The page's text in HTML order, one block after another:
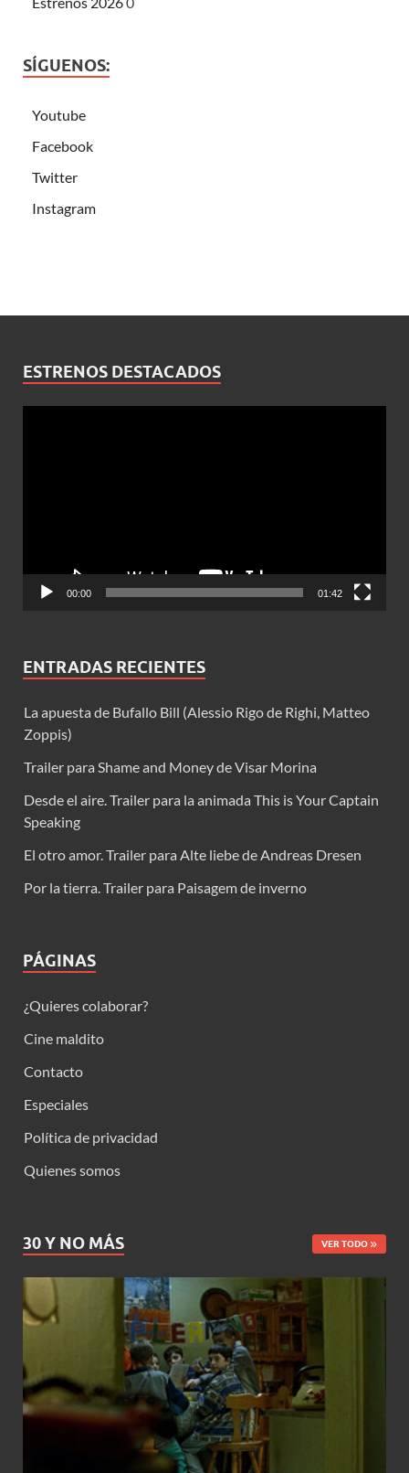
SÍGUENOS:
Youtube
Facebook
Twitter
Instagram
ESTRENOS DESTACADOS
00:00 01:42
ENTRADAS RECIENTES
La apuesta de Bufallo Bill (Alessio Rigo de Righi, Matteo
Zoppis)
Trailer para Shame and Money de Visar Morina
Desde el aire. Trailer para la animada This is Your Captain
Speaking
El otro amor. Trailer para Alte liebe de Andreas Dresen
Por la tierra. Trailer para Paisagem de inverno
PÁGINAS
¿Quieres colaborar?
Cine maldito
Contacto
Especiales
Política de privacidad
Quienes somos
30 Y NO MÁS VER TODO